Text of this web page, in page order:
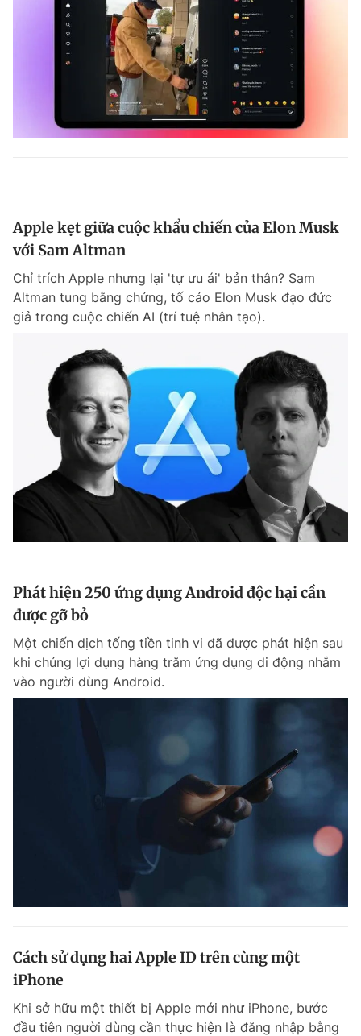
Apple kẹt giữa cuộc khẩu chiến của Elon Musk
với Sam Altman
Chỉ trích Apple nhưng lại 'tự ưu ái' bản thân? Sam
Altman tung bằng chứng, tố cáo Elon Musk đạo đức
giả trong cuộc chiến AI (trí tuệ nhân tạo).
Phát hiện 250 ứng dụng Android độc hại cần
được gỡ bỏ
Một chiến dịch tống tiền tinh vi đã được phát hiện sau
khi chúng lợi dụng hàng trăm ứng dụng di động nhắm
vào người dùng Android.
Cách sử dụng hai Apple ID trên cùng một
iPhone
Khi sở hữu một thiết bị Apple mới như iPhone, bước
đầu tiên người dùng cần thực hiện là đăng nhập bằng